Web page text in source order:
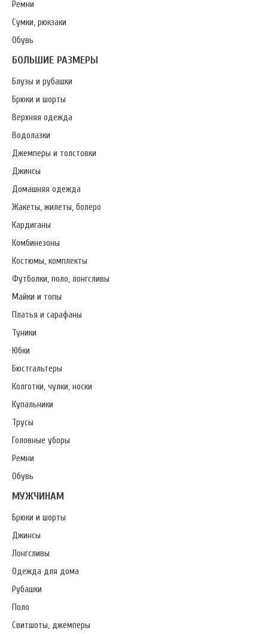
Ремни
Сумки, рюкзаки
Обувь
БОЛЬШИЕ РАЗМЕРЫ
Блузы и рубашки
Брюки и шорты
Верхняя одежда
Водолазки
Джемперы и толстовки
Джинсы
Домашняя одежда
Жакеты, жилеты, болеро
Кардиганы
Комбинезоны
Костюмы, комплекты
Футболки, поло, лонгсливы
Майки и топы
Платья и сарафаны
Туники
Юбки
Бюстгальтеры
Колготки, чулки, носки
Купальники
Трусы
Головные уборы
Ремни
Обувь
МУЖЧИНАМ
Брюки и шорты
Джинсы
Лонгсливы
Одежда для дома
Рубашки
Поло
Свитшоты, джемперы